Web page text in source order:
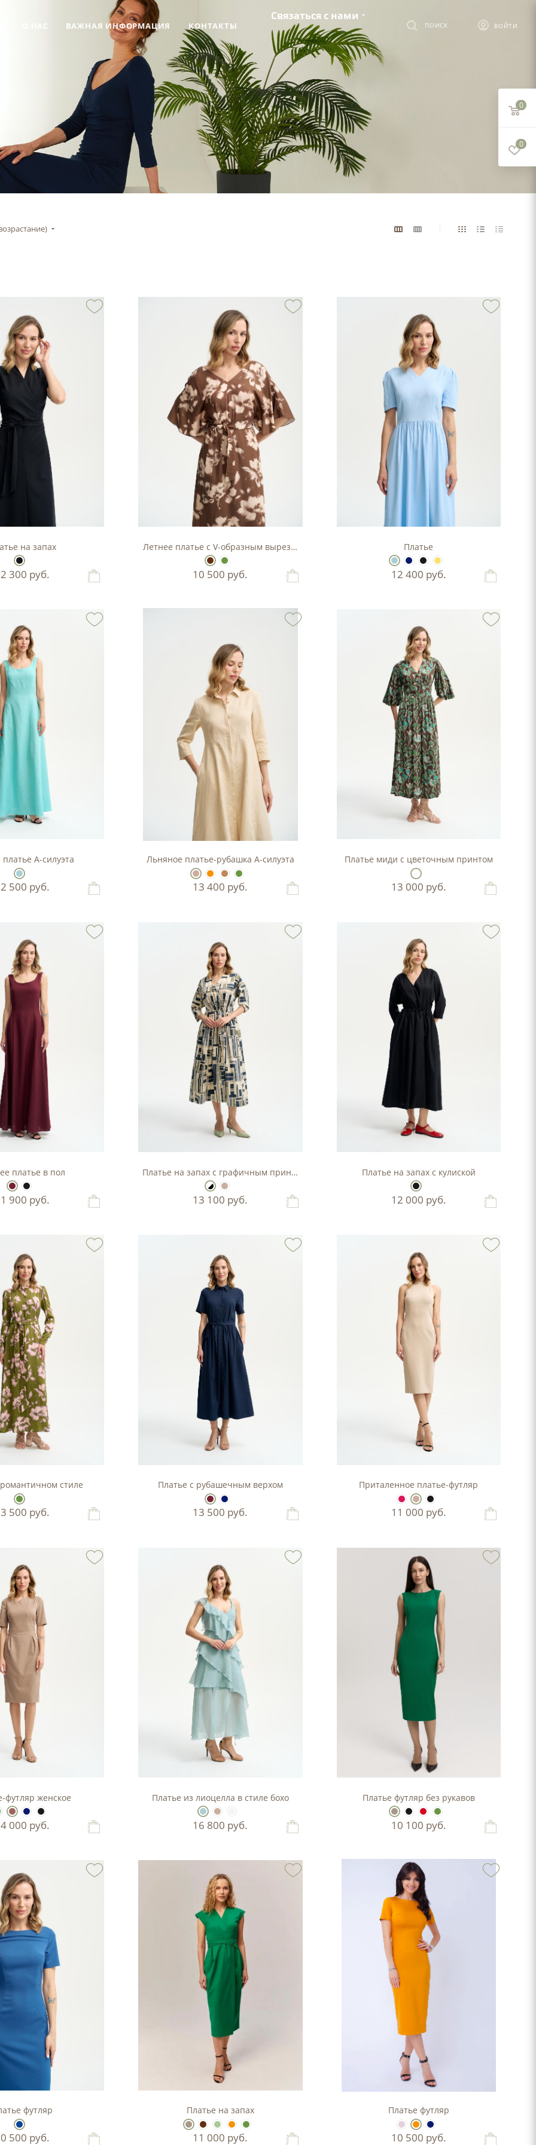
ВОЙТИ
ПОИСК
Связаться с нами
О НАС ВАЖНАЯ ИНФОРМАЦИЯ КОНТАКТЫ
на запах
300 руб.
Летнее платье с V-образным вырезом
10 500 руб.
Платье
12 400 руб.
А-силуэта
500 руб.
Льняное платье-рубашка А-силуэта
13 400 руб.
Платье миди с цветочным принтом
13 000 руб.
платье в пол
900 руб.
Платье на запах с графичным принтом
13 100 руб.
Платье на запах с кулиской
12 000 руб.
стиле
500 руб.
Платье с рубашечным верхом
13 500 руб.
Приталенное платье-футляр
11 000 руб.
футляр женское
000 руб.
Платье из лиоцелла в стиле бохо
16 800 руб.
Платье футляр без рукавов
10 100 руб.
футляр
500 руб.
Платье на запах
11 000 руб.
Платье футляр
10 500 руб.
0
0